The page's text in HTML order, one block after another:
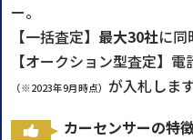
ー。
【一括査定】 最大30社に同
【オークション型査定】電
（※2023年9月時点） が入札します
カーセンサーの特